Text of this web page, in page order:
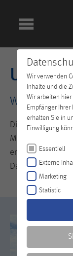
Wir verwenden
Inhalte und die
Wir arbeiten
Empfänger
erhalten Sie in
Einwilligung
Essentiell
Externe
Marketing
Statistic
Willkommen
Die sich ständig
Marktes
erzielte
Daher zahlt es